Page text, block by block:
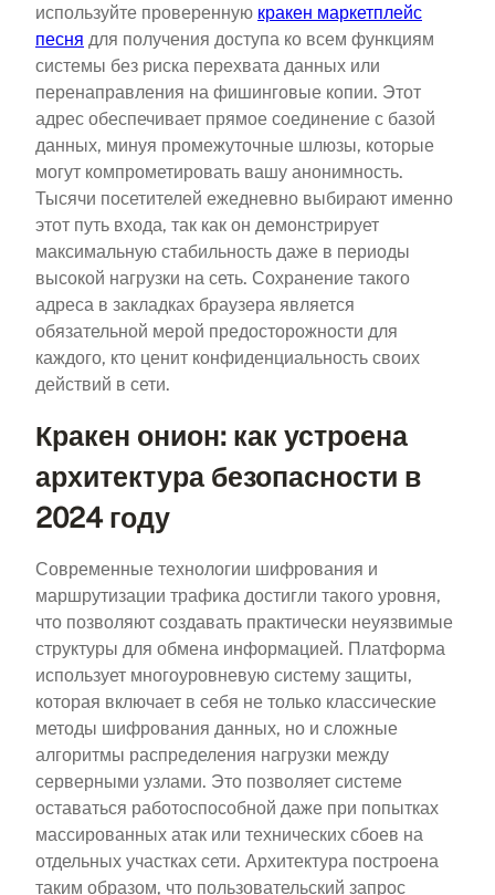
используйте проверенную кракен маркетплейс
песня для получения доступа ко всем функциям
системы без риска перехвата данных или
перенаправления на фишинговые копии. Этот
адрес обеспечивает прямое соединение с базой
данных, минуя промежуточные шлюзы, которые
могут компрометировать вашу анонимность.
Тысячи посетителей ежедневно выбирают именно
этот путь входа, так как он демонстрирует
максимальную стабильность даже в периоды
высокой нагрузки на сеть. Сохранение такого
адреса в закладках браузера является
обязательной мерой предосторожности для
каждого, кто ценит конфиденциальность своих
действий в сети.
Кракен онион: как устроена
архитектура безопасности в
2024 году
Современные технологии шифрования и
маршрутизации трафика достигли такого уровня,
что позволяют создавать практически неуязвимые
структуры для обмена информацией. Платформа
использует многоуровневую систему защиты,
которая включает в себя не только классические
методы шифрования данных, но и сложные
алгоритмы распределения нагрузки между
серверными узлами. Это позволяет системе
оставаться работоспособной даже при попытках
массированных атак или технических сбоев на
отдельных участках сети. Архитектура построена
таким образом, что пользовательский запрос